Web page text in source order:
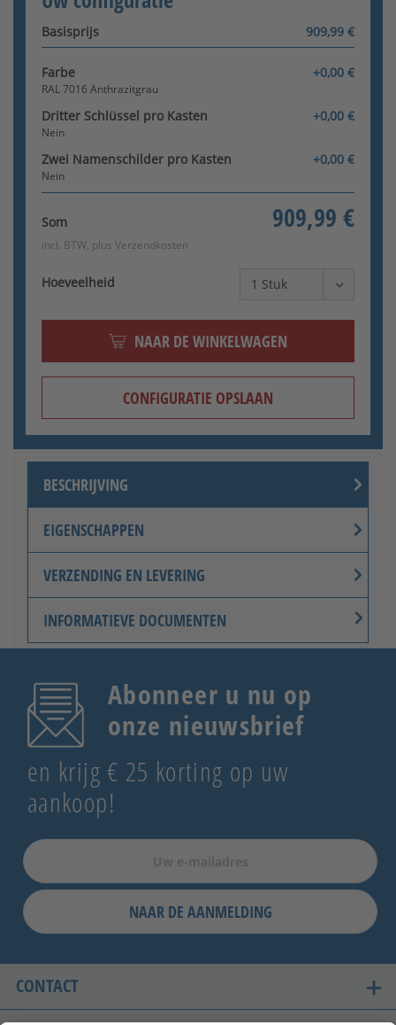
[+229,00 €]
Basisprijs 909,99 €
Farbe +0,00 €
RAL 7016 Anthrazitgrau
Dritter Schlüssel pro Kasten +0,00 €
Nein
Zwei Namenschilder pro Kasten +0,00 €
Nein
Som 909,99 €
incl. BTW, plus Verzendkosten
Hoeveelheid
NAAR DE WINKELWAGEN
CONFIGURATIE OPSLAAN
BESCHRIJVING
EIGENSCHAPPEN
VERZENDING EN LEVERING
INFORMATIEVE DOCUMENTEN
Abonneer u nu op
onze nieuwsbrief
en krijg € 25 korting op uw
aankoop!
NAAR DE AANMELDING
CONTACT